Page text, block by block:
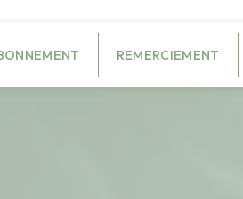
REMERCIEMENT